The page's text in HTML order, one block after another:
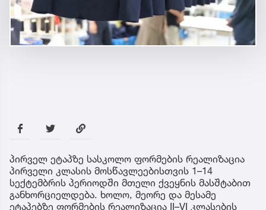
პირველ ეტაპზე სასკოლო ფორმების რეალიზაცია
პირველი კლასის მოსწავლეებისთვის 1–14
სექტემბრის პერიოდში მთელი ქვეყნის მასშტაბით
განხორციელდება. ხოლო, მეორე და მესამე
ეტაპებზე ფორმების რეალიზაცია II–VI კლასების